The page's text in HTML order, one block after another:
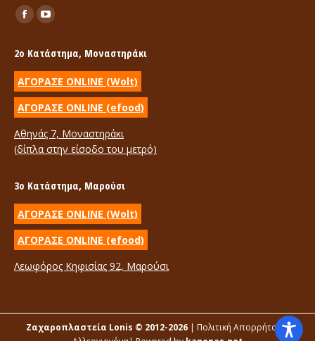
Find us on:
Facebook
opens
in
new
window
YouTube
opens
in
new
window
2ο Κατάστημα, Μοναστηράκι
ΑΓΟΡΑΣΕ ONLINE (Wolt)
ΑΓΟΡΑΣΕ ONLINE (efood)
Αθηνάς 7, Μοναστηράκι
(δίπλα στην είσοδο του μετρό)
3ο Κατάστημα, Μαρούσι
ΑΓΟΡΑΣΕ ONLINE (Wolt)
ΑΓΟΡΑΣΕ ONLINE (efood)
Λεωφόρος Κηφισίας 92, Μαρούσι
Ζαχαροπλαστεία Lonis © 2012-2026| Πολιτική Απορρήτου|